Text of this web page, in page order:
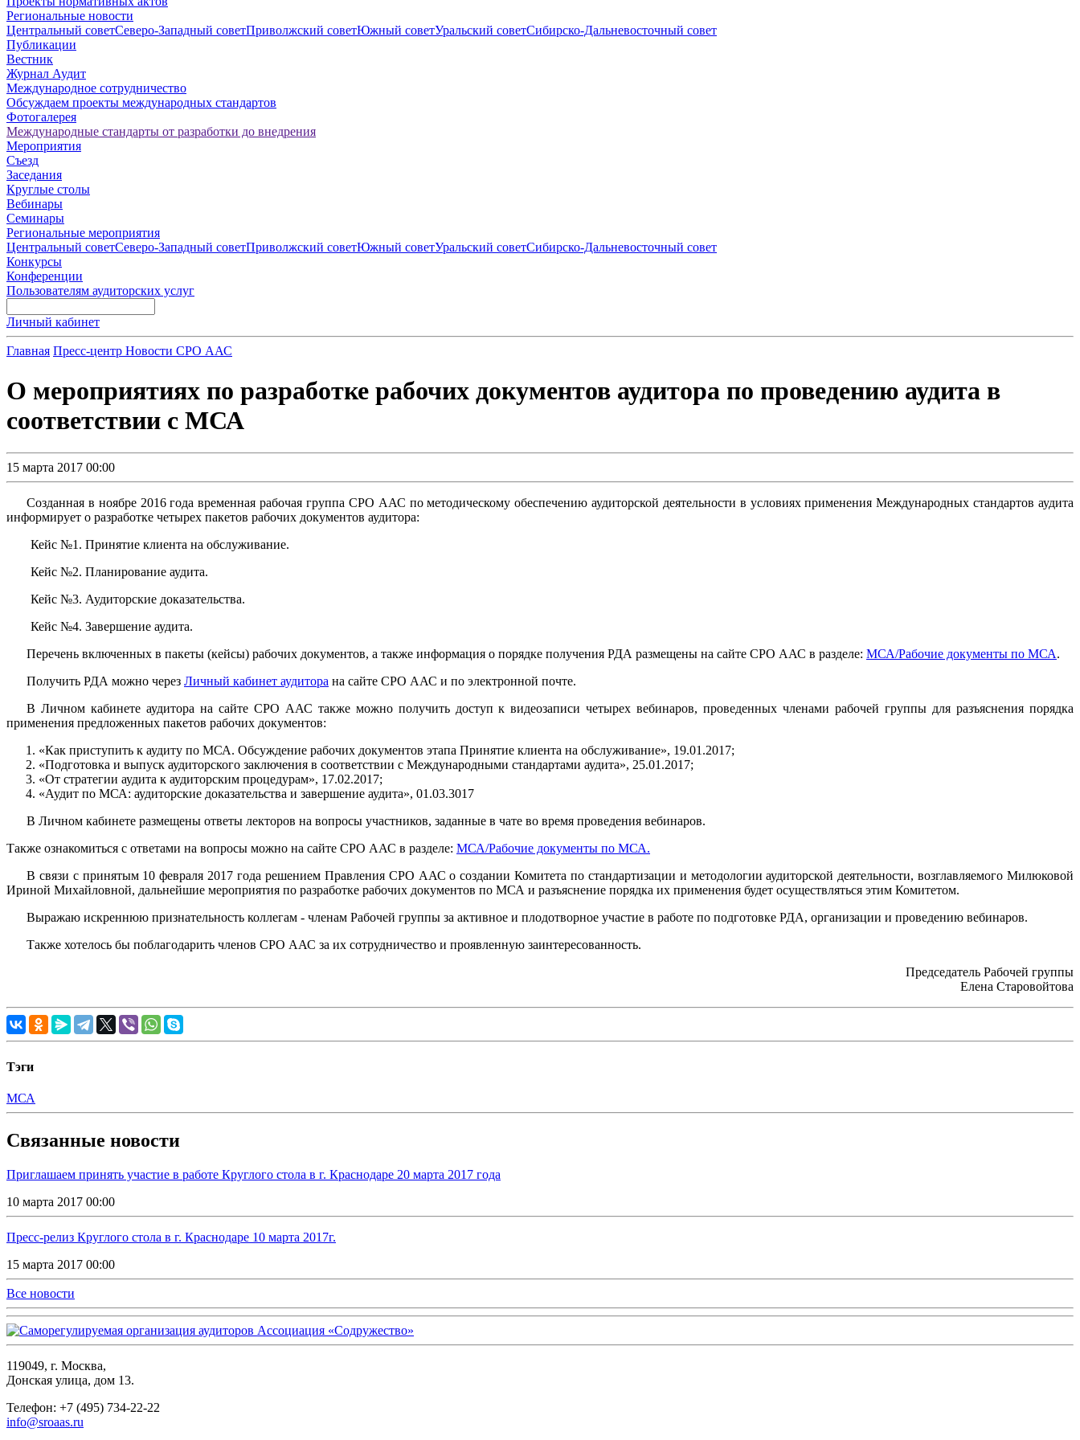
Региональные новости
Центральный советСеверо-Западный советПриволжский советЮжный советУральский советСибирско-Дальневосточный совет
Публикации
Вестник
Журнал Аудит
Международное сотрудничество
Обсуждаем проекты международных стандартов
Фотогалерея
Международные стандарты от разработки до внедрения
Мероприятия
Съезд
Заседания
Круглые столы
Вебинары
Семинары
Региональные мероприятия
Центральный советСеверо-Западный советПриволжский советЮжный советУральский советСибирско-Дальневосточный совет
Конкурсы
Конференции
Пользователям аудиторских услуг
Личный кабинет
Главная Пресс-центр Новости СРО ААС
О мероприятиях по разработке рабочих документов аудитора по проведению аудита в
соответствии с МСА
15 марта 2017 00:00
Созданная в ноябре 2016 года временная рабочая группа СРО ААС по методическому обеспечению аудиторской деятельности в условиях применения Международных стандартов аудита
информирует о разработке четырех пакетов рабочих документов аудитора:
Кейс №1. Принятие клиента на обслуживание.
Кейс №2. Планирование аудита.
Кейс №3. Аудиторские доказательства.
Кейс №4. Завершение аудита.
Перечень включенных в пакеты (кейсы) рабочих документов, а также информация о порядке получения РДА размещены на сайте СРО ААС в разделе: МСА/Рабочие документы по МСА.
Получить РДА можно через Личный кабинет аудитора на сайте СРО ААС и по электронной почте.
В Личном кабинете аудитора на сайте СРО ААС также можно получить доступ к видеозаписи четырех вебинаров, проведенных членами рабочей группы для разъяснения порядка
применения предложенных пакетов рабочих документов:
«Как приступить к аудиту по МСА. Обсуждение рабочих документов этапа Принятие клиента на обслуживание», 19.01.2017;
«Подготовка и выпуск аудиторского заключения в соответствии с Международными стандартами аудита», 25.01.2017;
«От стратегии аудита к аудиторским процедурам», 17.02.2017;
«Аудит по МСА: аудиторские доказательства и завершение аудита», 01.03.3017
В Личном кабинете размещены ответы лекторов на вопросы участников, заданные в чате во время проведения вебинаров.
Также ознакомиться с ответами на вопросы можно на сайте СРО ААС в разделе: МСА/Рабочие документы по МСА.
В связи с принятым 10 февраля 2017 года решением Правления СРО ААС о создании Комитета по стандартизации и методологии аудиторской деятельности, возглавляемого Милюковой
Ириной Михайловной, дальнейшие мероприятия по разработке рабочих документов по МСА и разъяснение порядка их применения будет осуществляться этим Комитетом.
Выражаю искреннюю признательность коллегам - членам Рабочей группы за активное и плодотворное участие в работе по подготовке РДА, организации и проведению вебинаров.
Также хотелось бы поблагодарить членов СРО ААС за их сотрудничество и проявленную заинтересованность.
Председатель Рабочей группы
Елена Старовойтова
Тэги
МСА
Связанные новости
Приглашаем принять участие в работе Круглого стола в г. Краснодаре 20 марта 2017 года
10 марта 2017 00:00
Пресс-релиз Круглого стола в г. Краснодаре 10 марта 2017г.
15 марта 2017 00:00
Все новости
119049, г. Москва,
Донская улица, дом 13.
Телефон: +7 (495) 734-22-22
info@sroaas.ru